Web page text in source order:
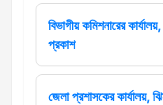
বিভাগীয় কমিশনারের
প্রকাশ
জেলা প্রশাসকের কার্যালয়,